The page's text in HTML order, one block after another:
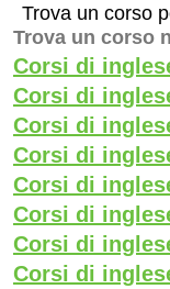
Trova un corso
Trova un corso
Corsi di
Corsi di
Corsi di
Corsi di
Corsi di
Corsi di
Corsi di
Corsi di